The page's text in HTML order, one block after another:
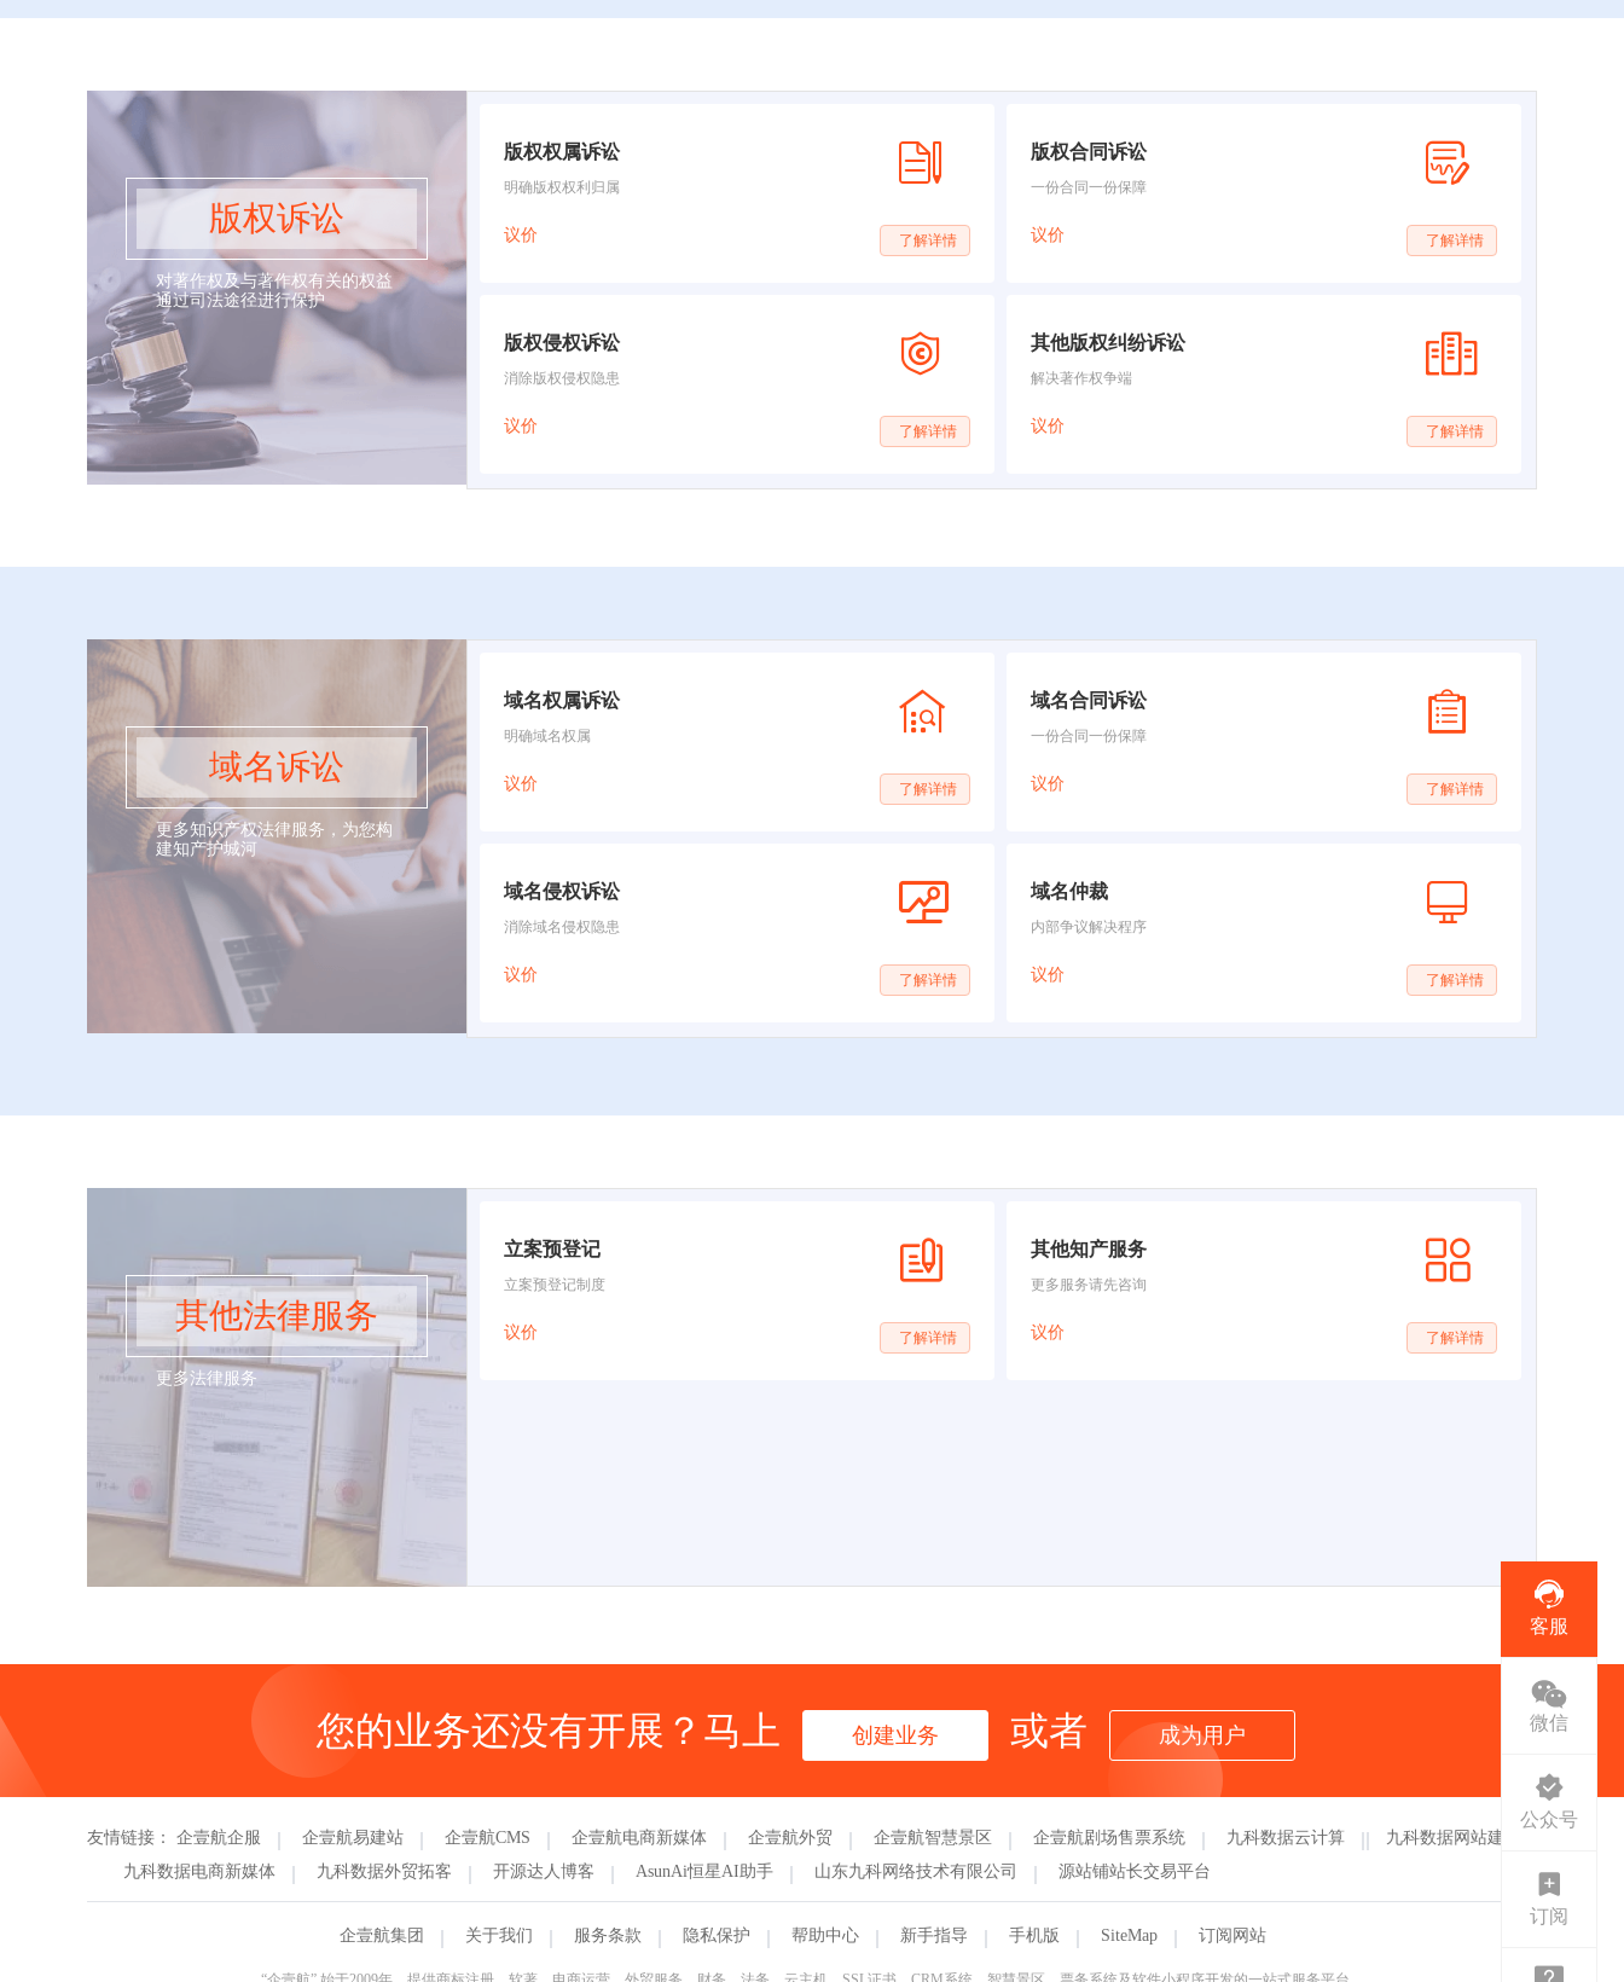
版权诉讼
对著作权及与著作权有关的权益
通过司法途径进行保护
版权权属诉讼
明确版权权利归属
议价 了解详情
版权合同诉讼
一份合同一份保障
议价 了解详情
版权侵权诉讼
消除版权侵权隐患
议价 了解详情
其他版权纠纷诉讼
解决著作权争端
议价 了解详情
域名诉讼
更多知识产权法律服务，为您构
建知产护城河
域名权属诉讼
明确域名权属
议价 了解详情
域名合同诉讼
一份合同一份保障
议价 了解详情
域名侵权诉讼
消除域名侵权隐患
议价 了解详情
域名仲裁
内部争议解决程序
议价 了解详情
其他法律服务
更多法律服务
立案预登记
立案预登记制度
议价 了解详情
其他知产服务
更多服务请先咨询
议价 了解详情
您的业务还没有开展？马上 创建业务 或者 成为用户
友情链接： 企壹航企服 企壹航易建站 企壹航CMS 企壹航电商新媒体 企壹航外贸 企壹航智慧景区 企壹航剧场售票系统 九科数据云计算
九科数据网站建设
九科数据电商新媒体
九科数据外贸拓客 开源达人博客 AsunAi恒星AI助手 山东九科网络技术有限公司 源站铺站长交易平台
企壹航集团 关于我们 服务条款 隐私保护 帮助中心 新手指导 手机版 SiteMap 订阅网站
客服
微信
公众号
订阅